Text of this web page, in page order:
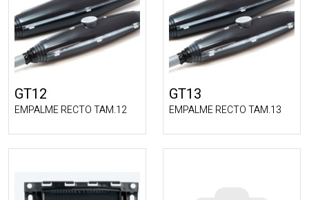
GT12
EMPALME RECTO TAM.12
GT13
EMPALME RECTO TAM.13